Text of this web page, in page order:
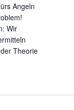
Angeln
Wir
Theorie